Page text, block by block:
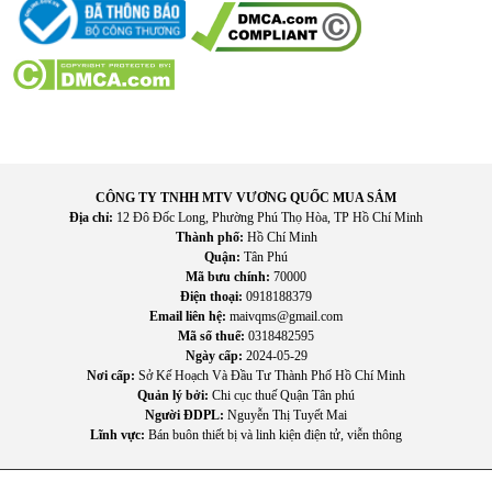
4. Hướng dẫn sử dụng và bảo quản
Kết nối nguồn điện ổn định (220V/50Hz).
Đặt nồi có đáy phẳng, vật liệu từ tính lên vùng bếp từ.
Chạm nút nguồn để khởi động bếp.
Dùng thanh trượt để điều chỉnh công suất hoặc nhiệt độ
mong muốn.
CÔNG TY TNHH MTV VƯƠNG QUỐC MUA SẮM
Địa chỉ: 12 Đô Đốc Long, Phường Phú Thọ Hòa, TP Hồ Chí Minh
Thành phố: Hồ Chí Minh
Quận: Tân Phú
Mã bưu chính: 70000
Điện thoại: 0918188379
Email liên hệ: maivqms@gmail.com
Mã số thuế: 0318482595
Ngày cấp: 2024-05-29
Nơi cấp: Sở Kế Hoạch Và Đầu Tư Thành Phố Hồ Chí Minh
Quản lý bởi: Chi cục thuế Quận Tân phú
Người ĐDPL: Nguyễn Thị Tuyết Mai
Lĩnh vực: Bán buôn thiết bị và linh kiện điện tử, viễn thông